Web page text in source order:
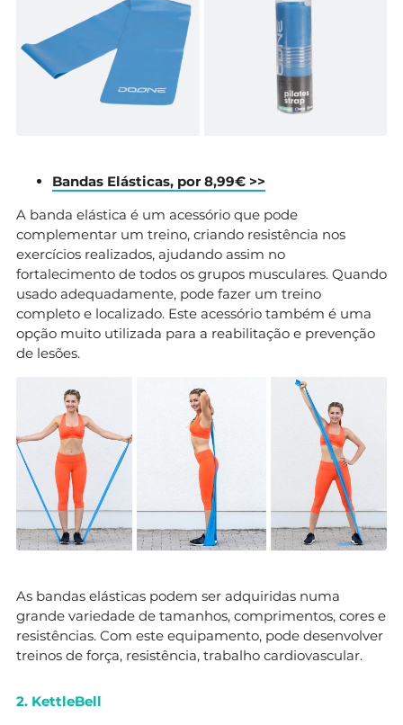
Bandas Elásticas, por 8,99€ >>
A banda elástica é um acessório que pode
complementar um treino, criando resistência nos
exercícios realizados, ajudando assim no
fortalecimento de todos os grupos musculares. Quando
usado adequadamente, pode fazer um treino
completo e localizado. Este acessório também é uma
opção muito utilizada para a reabilitação e prevenção
de lesões.
As bandas elásticas podem ser adquiridas numa
grande variedade de tamanhos, comprimentos, cores e
resistências. Com este equipamento, pode desenvolver
treinos de força, resistência, trabalho cardiovascular.
2. KettleBell